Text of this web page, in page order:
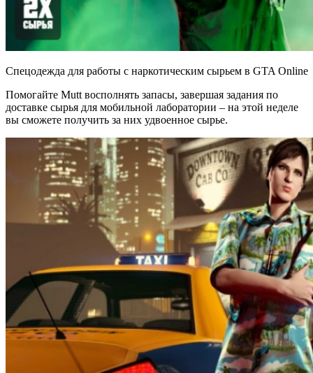
Спецодежда для работы с наркотическим сырьем в GTA Online
Помогайте Mutt восполнять запасы, завершая задания по
доставке сырья для мобильной лаборатории – на этой неделе
вы сможете получить за них удвоенное сырье.